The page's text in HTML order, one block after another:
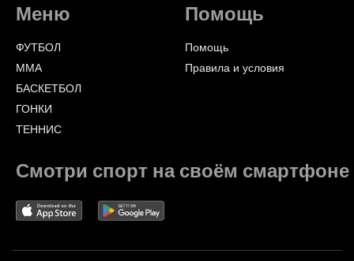
Меню
ФУТБОЛ
ММА
БАСКЕТБОЛ
ГОНКИ
ТЕННИС
Помощь
Помощь
Правила и условия
Смотри спорт на своём смартфоне